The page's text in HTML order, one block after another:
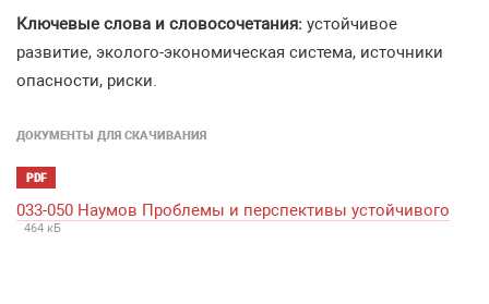
Ключевые слова и словосочетания: устойчивое
развитие, эколого-экономическая система, источники
опасности, риски.
ДОКУМЕНТЫ ДЛЯ СКАЧИВАНИЯ
PDF
033-050 Наумов Проблемы и перспективы устойчивого
464 кБ